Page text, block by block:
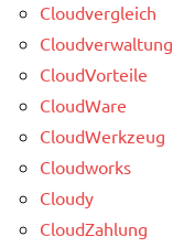
Cloudvergleich
Cloudverwaltung
CloudVorteile
CloudWare
CloudWerkzeug
Cloudworks
Cloudy
CloudZahlung